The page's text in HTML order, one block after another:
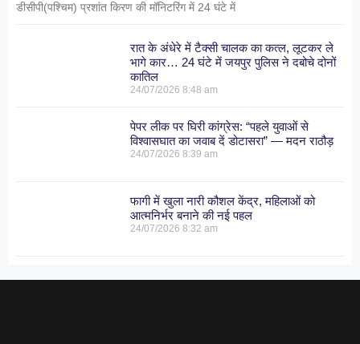
डीसीपी(पश्चिम) प्रशांत किरण की मॉनिटरिंग में 24 घंटे में
रात के अंधेरे में टैक्सी चालक का कत्ल, लूटकर ले
भागे कार… 24 घंटे में जयपुर पुलिस ने दबोचे दोनों
कातिल
24/07/20268:48 am
पेपर लीक पर घिरी कांग्रेस: “पहले युवाओं से
विश्वासघात का जवाब दें डोटासरा” — मदन राठौड़
24/07/20268:39 am
फागी में खुला नारी कौशल केंद्र, महिलाओं को
आत्मनिर्भर बनाने की नई पहल
24/07/20268:32 am